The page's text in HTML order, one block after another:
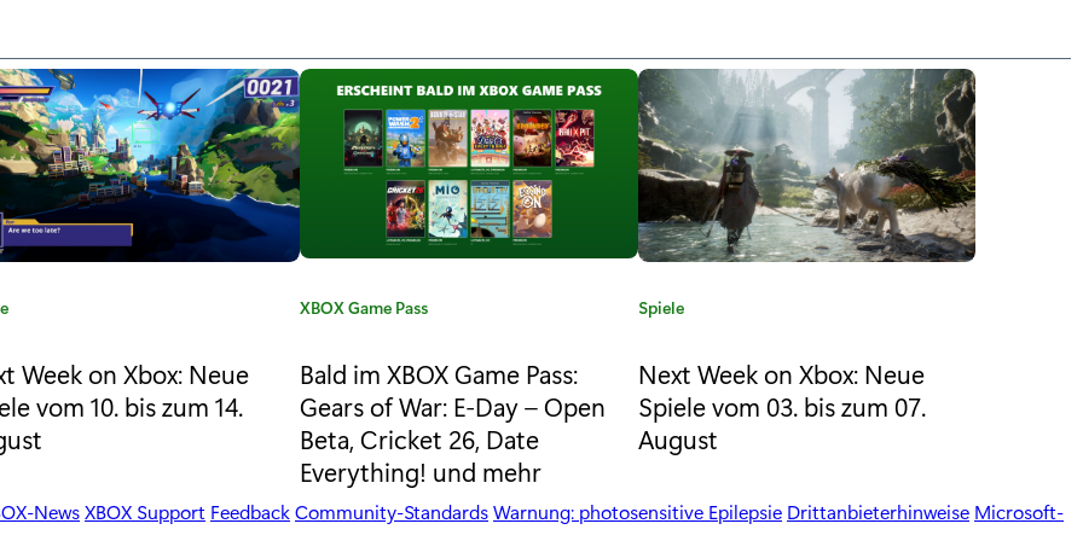
Week on Xbox: Neue
vom 10. bis zum 14.
K
t
e
g
o
r
i
e
XBOX Game Pass
Bald im XBOX Game Pass:
Gears of War: E-Day – Open
Beta, Cricket 26, Date
Everything! und mehr
K
t
e
g
o
e
Spiele
Next Week on Xbox: Neue
Spiele vom 03. bis zum 07.
August
NewsXBOX Support FeedbackCommunity-StandardsWarnung: photosensitive Epilepsie Drittanbieterhinweise Microsoft-